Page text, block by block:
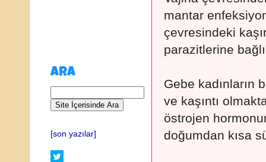
mantar
çevresindeki
parazitlerine
Gebe kadınların
ve kaşıntı
östrojen
doğumdan kısa
ARA
[son yazılar]